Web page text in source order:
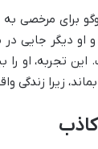
برای مرخصی به
دیگر جایی
تجربه، او
زیرا زندگی